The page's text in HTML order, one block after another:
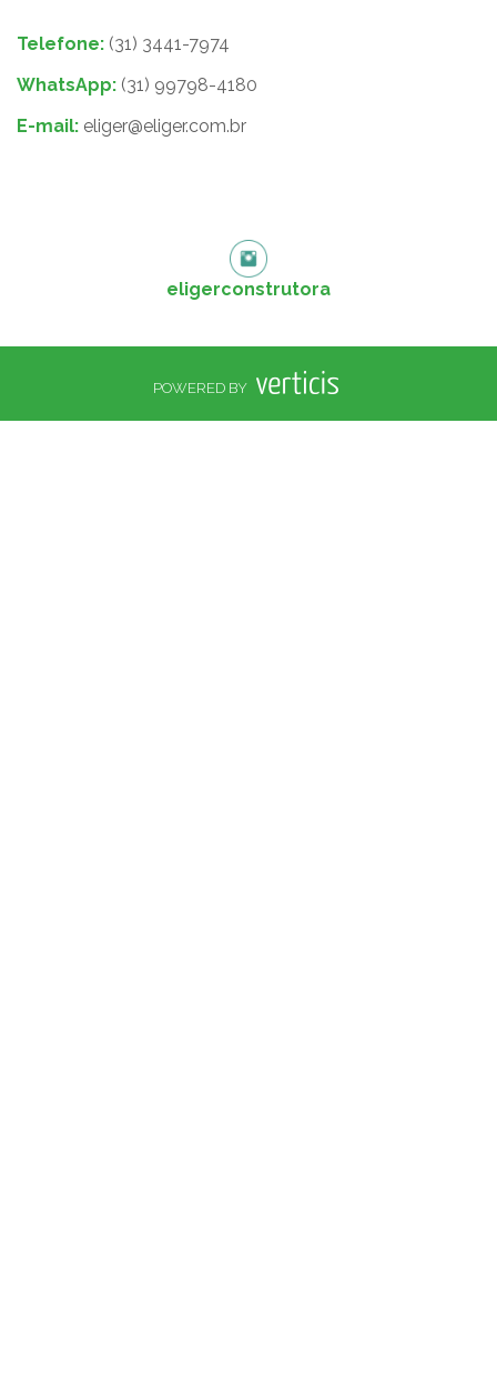
Telefone: (31) 3441-7974
WhatsApp: (31) 99798-4180
E-mail: eliger@eliger.com.br
eligerconstrutora
POWERED BY